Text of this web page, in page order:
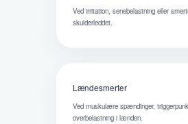
Ved irritation, senebelastning eller
skulderleddet.
Lændesmerter
Ved muskulære spændinger,
overbelastning i lænden.